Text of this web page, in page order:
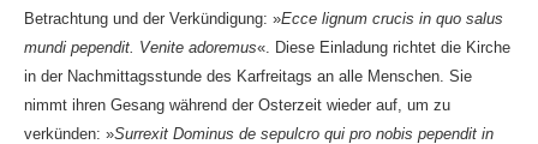
Betrachtung und der Verkündigung: »Ecce lignum crucis in quo salus
mundi pependit. Venite adoremus«. Diese Einladung richtet die Kirche
in der Nachmittagsstunde des Karfreitags an alle Menschen. Sie
nimmt ihren Gesang während der Osterzeit wieder auf, um zu
verkünden: »Surrexit Dominus de sepulcro qui pro nobis pependit in